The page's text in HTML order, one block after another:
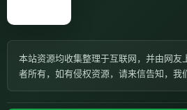
本站资源均收集整理于互联网，并由网友
者所有，如有侵权资源，请来信告知，我